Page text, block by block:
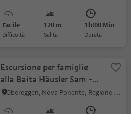
Facile
Difficoltà
120 m
Salita
1h:00 Min
durata
Escursione per famiglie
alla Baita Häusler Sam -
Animali da osservare e
divertimento nella natura
Obereggen, Nova Ponente, Regione dolomitica Val d'Ega